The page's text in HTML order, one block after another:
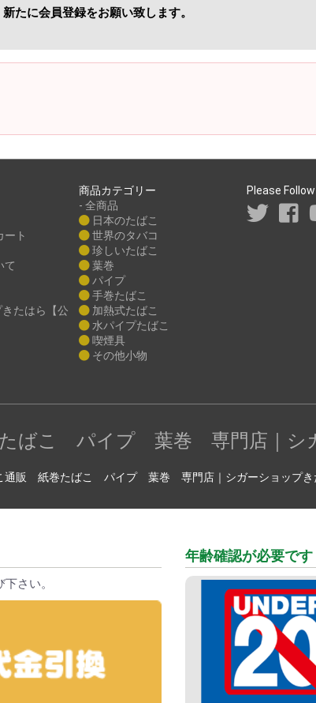
たに会員登録をお願い致します。
ート
て
たはら【公
商品カテゴリー
- 全商品
日本のたばこ
世界のタバコ
珍しいたばこ
葉巻
パイプ
手巻たばこ
加熱式たばこ
水パイプたばこ
喫煙具
その他小物
Please
ばこ パイプ 葉巻 専門店｜シ
通販 紙巻たばこ パイプ 葉巻 専門店｜シガーショップき
さい。
年齢確認が必要です